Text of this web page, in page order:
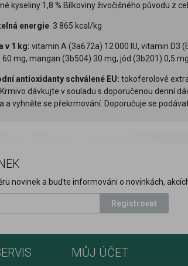
kyseliny 1,8 % Bílkoviny živočišného původu z
energie 3 865 kcal/kg
v 1 kg: vitamin A (3a672a) 12 000 IU, vitamin D3
mg, mangan (3b504) 30 mg, jód (3b201) 0,5
antioxidanty schválené EU: tokoferolové
Krmivo dávkujte v souladu s doporučenou denní
a vyhněte se překrmování. Doporučuje se
novinek a buďte informováni o novinkách,
Registrovat
MŮJ ÚČET